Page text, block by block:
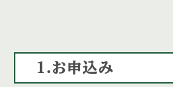
1.お申込み